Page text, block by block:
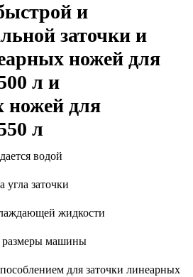
и
заточки и
ножей для
л и
ножей для
л
водой
угла заточки
жидкости
размеры машины
для заточки линеарных